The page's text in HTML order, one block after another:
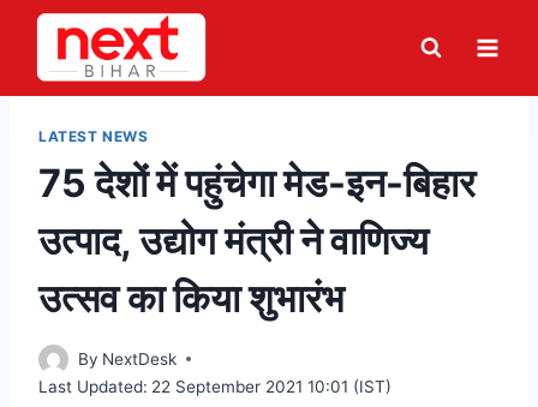
Skip
content
LATEST NEWS
75 देशों में पहुंचेगा मेड-इन-बिहार
उत्पाद, उद्योग मंत्री ने वाणिज्य
उत्सव का किया शुभारंभ
By NextDesk
Last Updated: 22 September 2021 10:01 (IST)